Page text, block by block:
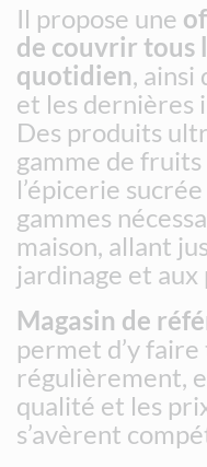
Il propose une
de couvrir tous
quotidien, ainsi
et les dernières
Des produits
gamme de
l’épicerie
gammes
maison, allant
jardinage et
Magasin de
permet d’y
régulièrement,
qualité et les
s’avèrent